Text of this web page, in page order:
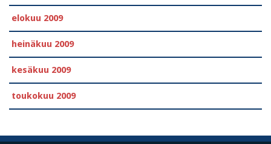
elokuu 2009
heinäkuu 2009
kesäkuu 2009
toukokuu 2009